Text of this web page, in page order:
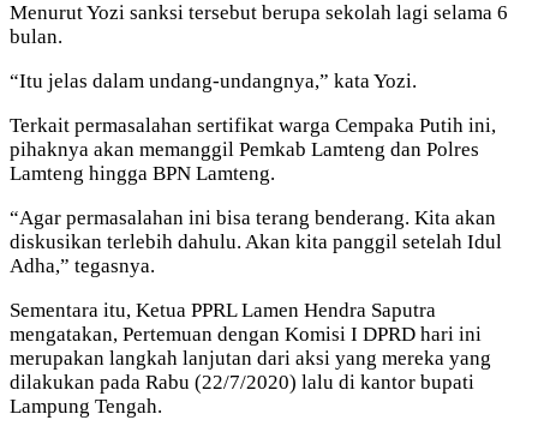
Menurut Yozi sanksi tersebut berupa sekolah lagi selama 6
bulan.
“Itu jelas dalam undang-undangnya,” kata Yozi.
Terkait permasalahan sertifikat warga Cempaka Putih ini,
pihaknya akan memanggil Pemkab Lamteng dan Polres
Lamteng hingga BPN Lamteng.
“Agar permasalahan ini bisa terang benderang. Kita akan
diskusikan terlebih dahulu. Akan kita panggil setelah Idul
Adha,” tegasnya.
Sementara itu, Ketua PPRL Lamen Hendra Saputra
mengatakan, Pertemuan dengan Komisi I DPRD hari ini
merupakan langkah lanjutan dari aksi yang mereka yang
dilakukan pada Rabu (22/7/2020) lalu di kantor bupati
Lampung Tengah.